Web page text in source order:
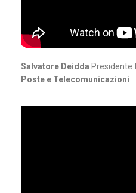
Salvatore Deidda Presidente
Poste e Telecomunicazioni